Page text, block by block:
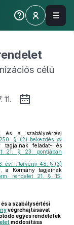
célú
és a szabálysértési
§ (2) bekezdésa)
tagjainak feladat- és
21. § 23. pontjában
évi I. törvény 48. § (3)
a Kormány tagjainak
rendelet 21. § 15.
a szabálysértési
végrehajtásával
egyes rendeletek
módosítása